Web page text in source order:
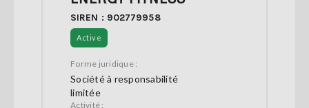
SIREN : 902779958
Active
Forme juridique :
Société à responsabilité
limitée
Activité :